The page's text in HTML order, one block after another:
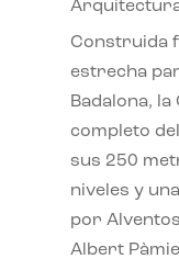
Construida
estrecha
Badalona, la
completo
sus 250
niveles y
por
Albert